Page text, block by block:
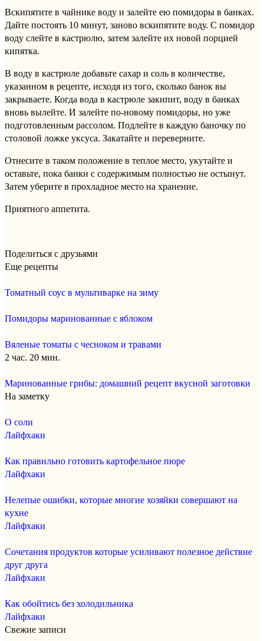
Вскипятите в чайнике воду и залейте ею помидоры в банках.
Дайте постоять 10 минут, заново вскипятите воду. С помидор
воду слейте в кастрюлю, затем залейте их новой порцией
кипятка.
В воду в кастрюле добавьте сахар и соль в количестве,
указанном в рецепте, исходя из того, сколько банок вы
закрываете. Когда вода в кастрюле закипит, воду в банках
вновь вылейте. И залейте по-новому помидоры, но уже
подготовленным рассолом. Подлейте в каждую баночку по
столовой ложке уксуса. Закатайте и переверните.
Отнесите в таком положение в теплое место, укутайте и
оставьте, пока банки с содержимым полностью не остынут.
Затем уберите в прохладное место на хранение.
Приятного аппетита.
Поделиться с друзьями
Еще рецепты
Томатный соус в мультиварке на зиму
Помидоры маринованные с яблоком
Вяленые томаты с чесноком и травами
2 час. 20 мин.
Маринованные грибы: домашний рецепт вкусной заготовки
На заметку
О соли
Лайфхаки
Как правильно готовить картофельное пюре
Лайфхаки
Нелепые ошибки, которые многие хозяйки совершают на
кухне
Лайфхаки
Сочетания продуктов которые усиливают полезное действие
друг друга
Лайфхаки
Как обойтись без холодильника
Лайфхаки
Свежие записи